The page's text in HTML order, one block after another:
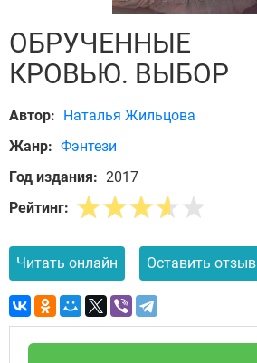
ОБРУЧЕННЫЕ
КРОВЬЮ. ВЫБОР
Автор: Наталья Жильцова
Жанр: Фэнтези
Год издания: 2017
Рейтинг:
Читать онлайн Оставить отзыв